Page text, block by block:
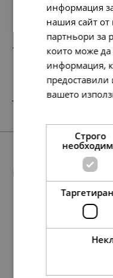
158. 81. 00 €
Още
информация
нашия сайт
партньори за
които може да
информация,
предоставили
вашето
Строго